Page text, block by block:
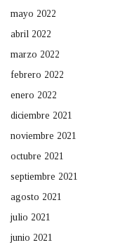
mayo 2022
abril 2022
marzo 2022
febrero 2022
enero 2022
diciembre 2021
noviembre 2021
octubre 2021
septiembre 2021
agosto 2021
julio 2021
junio 2021